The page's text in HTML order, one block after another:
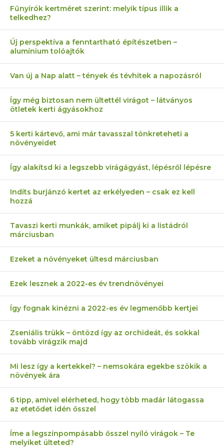
Fűnyírók kertméret szerint: melyik típus illik a
telkedhez?
Új perspektíva a fenntartható építészetben –
alumínium tolóajtók
Van új a Nap alatt – tények és tévhitek a napozásról
Így még biztosan nem ültettél virágot – látványos
ötletek kerti ágyásokhoz
5 kerti kártevő, ami már tavasszal tönkreteheti a
növényeidet
Így alakítsd ki a legszebb virágágyást, lépésről lépésre
Indíts burjánzó kertet az erkélyeden – csak ez kell
hozzá
Tavaszi kerti munkák, amiket pipálj ki a listádról
márciusban
Ezeket a növényeket ültesd márciusban
Ezek lesznek a 2022-es év trendnövényei
Így fognak kinézni a 2022-es év legmenőbb kertjei
Zseniális trükk – öntözd így az orchideát, és sokkal
tovább virágzik majd
Mi lesz így a kertekkel? – nemsokára egekbe szökik a
növények ára
6 tipp, amivel elérheted, hogy több madár látogassa
az etetődet idén ősszel
Íme a legszínpompásabb ősszel nyíló virágok – Te
melyiket ülteted?